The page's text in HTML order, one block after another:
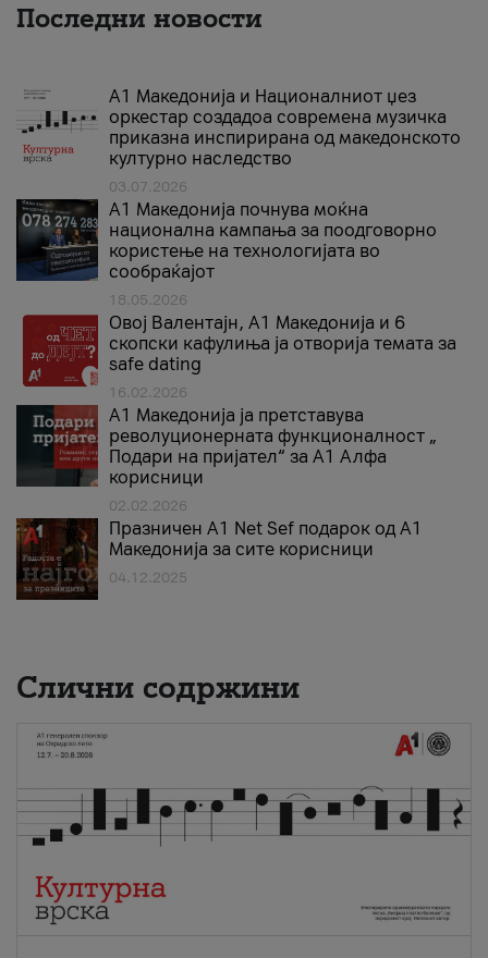
Последни новости
А1 Македонија и Националниот џез
оркестар создадоа современа музичка
приказна инспирирана од македонското
културно наследство
03.07.2026
A1 Македонија почнува моќна
национална кампања за поодговорно
користење на технологијата во
сообраќајот
18.05.2026
Овој Валентајн, A1 Македонија и 6
скопски кафулиња ја отворија темата за
safe dating
16.02.2026
А1 Македонија ја претставува
револуционерната функционалност „
Подари на пријател“ за А1 Алфа
корисници
02.02.2026
Празничен A1 Net Sеf подарок од А1
Македонија за сите корисници
04.12.2025
Слични содржини